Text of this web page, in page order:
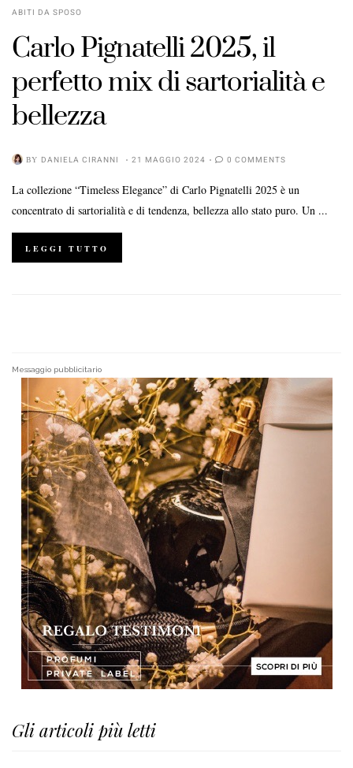
ABITI DA SPOSO
Carlo Pignatelli 2025, il
perfetto mix di sartorialità e
bellezza
BY DANIELA CIRANNI 21 MAGGIO 2024 0 COMMENTS
La collezione “Timeless Elegance” di Carlo Pignatelli 2025 è un
concentrato di sartorialità e di tendenza, bellezza allo stato puro. Un ...
LEGGI TUTTO
Messaggio pubblicitario
Gli articoli più letti